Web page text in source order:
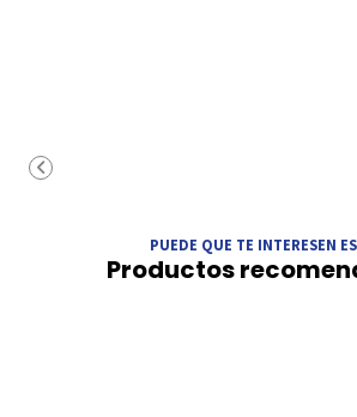
PUEDE QUE TE INTERESEN
Productos